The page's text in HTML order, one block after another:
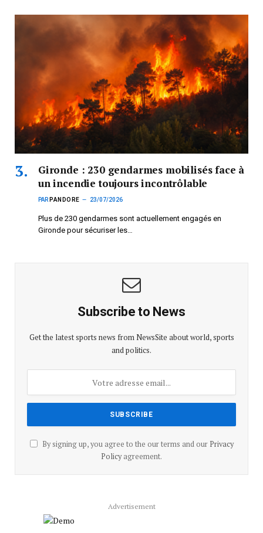
Gironde : 230 gendarmes mobilisés face à
un incendie toujours incontrôlable
PAR PANDORE 23/07/2026
Plus de 230 gendarmes sont actuellement engagés en
Gironde pour sécuriser les…
Subscribe to News
Get the latest sports news from NewsSite about world, sports
and politics.
By signing up, you agree to the our terms and our Privacy
Policyagreement.
Advertisement